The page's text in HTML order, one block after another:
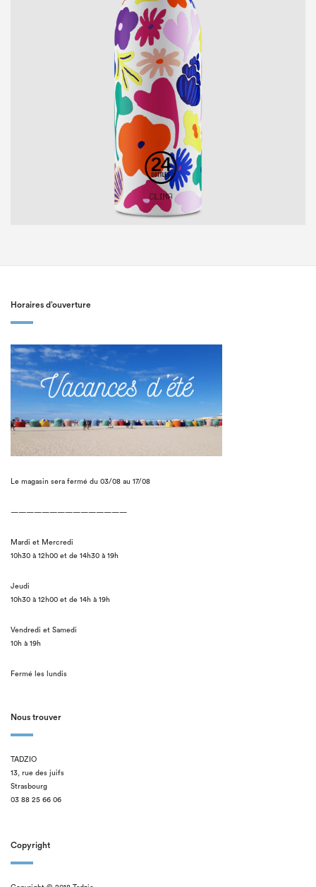
Horaires d’ouverture
Le magasin sera fermé du 03/08 au 17/08
———————————————
Mardi et Mercredi
10h30 à 12h00 et de 14h30 à 19h
Jeudi
10h30 à 12h00 et de 14h à 19h
Vendredi et Samedi
10h à 19h
Fermé les lundis
Nous trouver
TADZIO
13, rue des juifs
Strasbourg
03 88 25 66 06
Copyright